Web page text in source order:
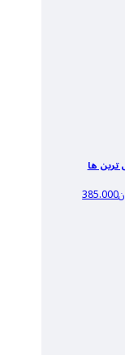
ها
385.000